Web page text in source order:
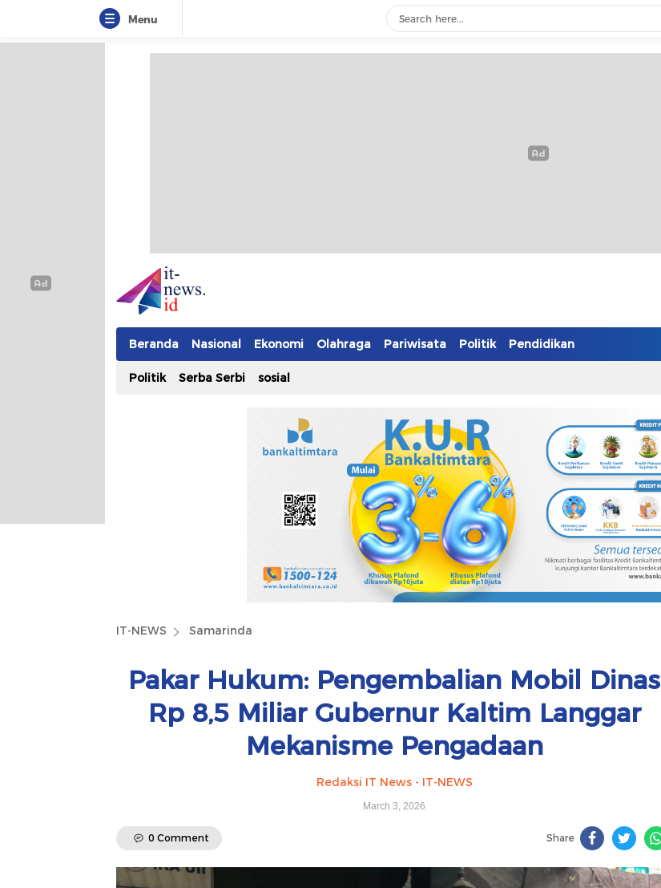
Menu
IT-NEWS
Update Cepat, Cerdas, dan Terpercaya
Beranda Nasional Ekonomi Olahraga Pariwisata Politik Pendidikan
Politik Serba Serbi sosial
IT-NEWS Samarinda
Pakar Hukum: Pengembalian Mobil Dinas
Rp 8,5 Miliar Gubernur Kaltim Langgar
Mekanisme Pengadaan
Redaksi IT News - IT-NEWS
March 3, 2026
0 Comment Share